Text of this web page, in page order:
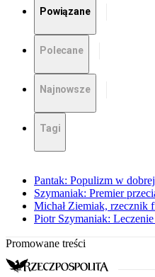
Powiązane
Polecane
Najnowsze
Tagi
Pantak: Populizm w
Szymaniak: Premier
Michał Ziemiak, rzecznik
Piotr Szymaniak:
Promowane treści